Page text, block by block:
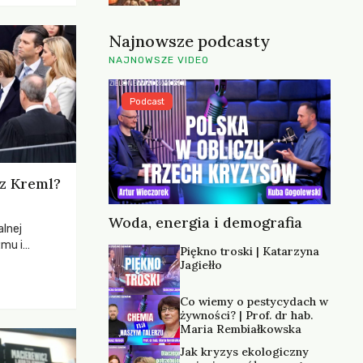
Kreml?
i
Najnowsze podcasty
NAJNOWSZE VIDEO
Woda, energia i demografia
Podcast
Piękno troski | Katarzyna
Jagiełło
Co wiemy o pestycydach w
żywności? | Prof. dr hab.
Maria Rembiałkowska
Jak kryzys ekologiczny